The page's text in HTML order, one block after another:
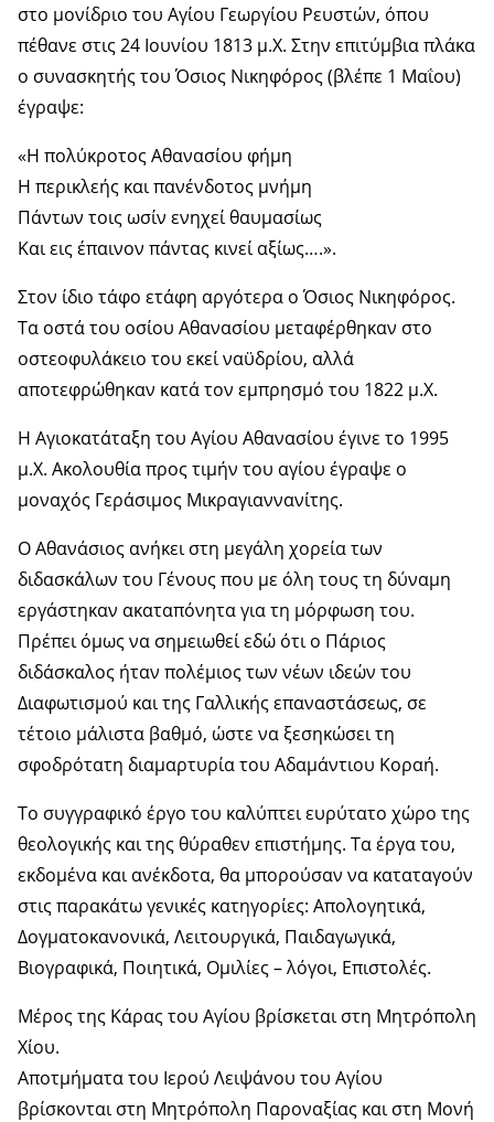
στο μονίδριο του Αγίου Γεωργίου Ρευστών, όπου
πέθανε στις 24 Ιουνίου 1813 μ.Χ. Στην επιτύμβια πλάκα
ο συνασκητής του Όσιος Νικηφόρος (βλέπε 1 Μαΐου)
έγραψε:
«Η πολύκροτος Αθανασίου φήμη
Η περικλεής και πανένδοτος μνήμη
Πάντων τοις ωσίν ενηχεί θαυμασίως
Και εις έπαινον πάντας κινεί αξίως….».
Στον ίδιο τάφο ετάφη αργότερα ο Όσιος Νικηφόρος.
Τα οστά του οσίου Αθανασίου μεταφέρθηκαν στο
οστεοφυλάκειο του εκεί ναϋδρίου, αλλά
αποτεφρώθηκαν κατά τον εμπρησμό του 1822 μ.Χ.
Η Αγιοκατάταξη του Αγίου Αθανασίου έγινε το 1995
μ.Χ. Ακολουθία προς τιμήν του αγίου έγραψε ο
μοναχός Γεράσιμος Μικραγιαννανίτης.
Ο Αθανάσιος ανήκει στη μεγάλη χορεία των
διδασκάλων του Γένους που με όλη τους τη δύναμη
εργάστηκαν ακαταπόνητα για τη μόρφωση του.
Πρέπει όμως να σημειωθεί εδώ ότι ο Πάριος
διδάσκαλος ήταν πολέμιος των νέων ιδεών του
Διαφωτισμού και της Γαλλικής επαναστάσεως, σε
τέτοιο μάλιστα βαθμό, ώστε να ξεσηκώσει τη
σφοδρότατη διαμαρτυρία του Αδαμάντιου Κοραή.
Το συγγραφικό έργο του καλύπτει ευρύτατο χώρο της
θεολογικής και της θύραθεν επιστήμης. Τα έργα του,
εκδομένα και ανέκδοτα, θα μπορούσαν να καταταγούν
στις παρακάτω γενικές κατηγορίες: Απολογητικά,
Δογματοκανονικά, Λειτουργικά, Παιδαγωγικά,
Βιογραφικά, Ποιητικά, Ομιλίες – λόγοι, Επιστολές.
Μέρος της Κάρας του Αγίου βρίσκεται στη Μητρόπολη
Χίου.
Αποτμήματα του Ιερού Λειψάνου του Αγίου
βρίσκονται στη Μητρόπολη Παροναξίας και στη Μονή